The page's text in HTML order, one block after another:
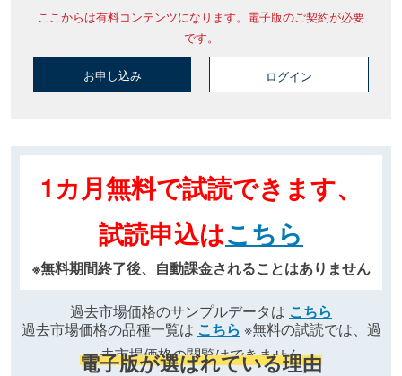
ここからは有料コンテンツになります。電子版のご契約が必要
です。
お申し込み ログイン
1カ月無料で試読できます、
試読申込はこちら
※無料期間終了後、自動課金されることはありません
過去市場価格のサンプルデータは こちら
過去市場価格の品種一覧は こちら ※無料の試読では、過
去市場価格の閲覧はできません
電子版が選ばれている理由